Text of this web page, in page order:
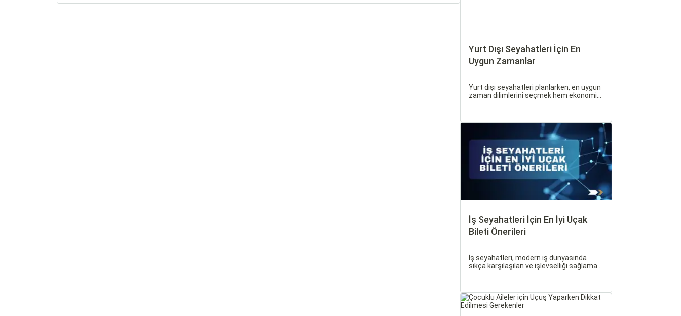
Yurt Dışı Seyahatleri İçin En
Uygun Zamanlar
Yurt dışı seyahatleri planlarken, en uygun
zaman dilimlerini seçmek hem ekonomik
günlerini ve Sorgulamax.
İş Seyahatleri İçin En İyi Uçak
Bileti Önerileri
İş seyahatleri, modern iş dünyasında
sıkça karşılaşılan ve işlevselliği sağlamak
etkileyen unsurlardan biridir.